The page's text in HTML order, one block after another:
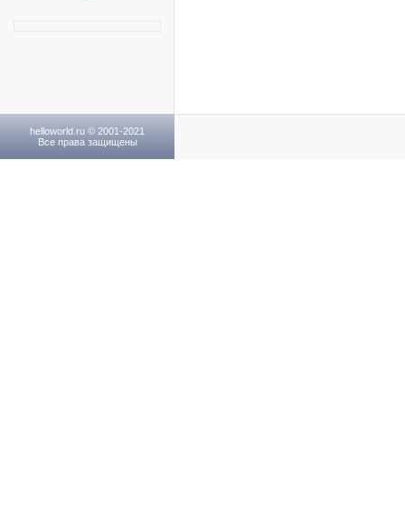
helloworld.ru © 2001-2021
Все права защищены